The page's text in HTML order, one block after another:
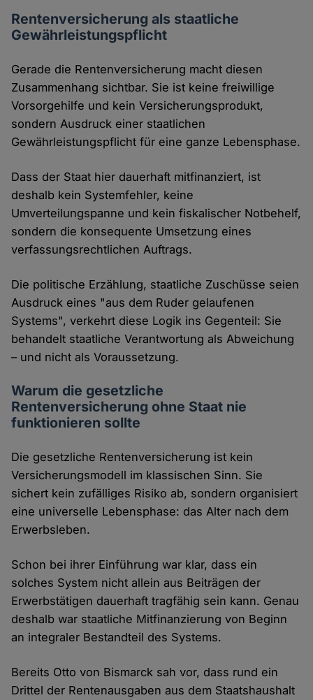
Rentenversicherung als staatliche
Gewährleistungspflicht
Gerade die Rentenversicherung macht diesen
Zusammenhang sichtbar. Sie ist keine freiwillige
Vorsorgehilfe und kein Versicherungsprodukt,
sondern Ausdruck einer staatlichen
Gewährleistungspflicht für eine ganze Lebensphase.
Dass der Staat hier dauerhaft mitfinanziert, ist
deshalb kein Systemfehler, keine
Umverteilungspanne und kein fiskalischer Notbehelf,
sondern die konsequente Umsetzung eines
verfassungsrechtlichen Auftrags.
Die politische Erzählung, staatliche Zuschüsse seien
Ausdruck eines "aus dem Ruder gelaufenen
Systems", verkehrt diese Logik ins Gegenteil: Sie
behandelt staatliche Verantwortung als Abweichung
– und nicht als Voraussetzung.
Warum die gesetzliche
Rentenversicherung ohne Staat nie
funktionieren sollte
Die gesetzliche Rentenversicherung ist kein
Versicherungsmodell im klassischen Sinn. Sie
sichert kein zufälliges Risiko ab, sondern organisiert
eine universelle Lebensphase: das Alter nach dem
Erwerbsleben.
Schon bei ihrer Einführung war klar, dass ein
solches System nicht allein aus Beiträgen der
Erwerbstätigen dauerhaft tragfähig sein kann. Genau
deshalb war staatliche Mitfinanzierung von Beginn
an integraler Bestandteil des Systems.
Bereits Otto von Bismarck sah vor, dass rund ein
Drittel der Rentenausgaben aus dem Staatshaushalt